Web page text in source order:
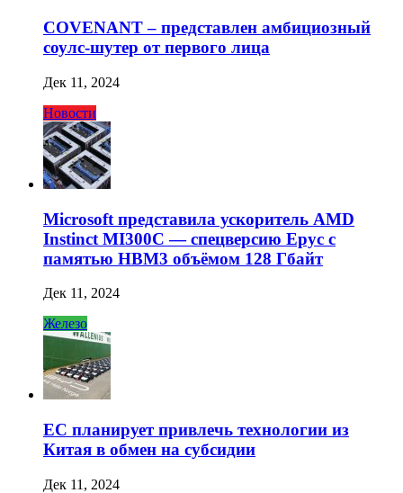
COVENANT – представлен амбициозный
соулс-шутер от первого лица
Дек 11, 2024
Новости
Microsoft представила ускоритель AMD
Instinct MI300C — спецверсию Epyc с
памятью HBM3 объёмом 128 Гбайт
Дек 11, 2024
Железо
ЕС планирует привлечь технологии из
Китая в обмен на субсидии
Дек 11, 2024